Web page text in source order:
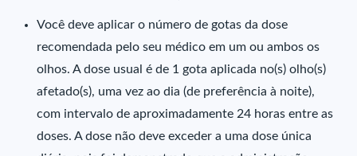
Você deve aplicar o número de gotas da dose
recomendada pelo seu médico em um ou ambos os
olhos. A dose usual é de 1 gota aplicada no(s) olho(s)
afetado(s), uma vez ao dia (de preferência à noite),
com intervalo de aproximadamente 24 horas entre as
doses. A dose não deve exceder a uma dose única